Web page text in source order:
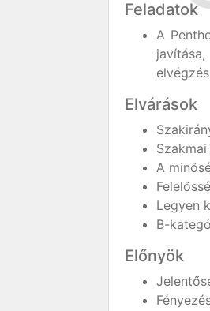
Feladatok
A
Elvárások
A
Legyen
B-
Előnyök